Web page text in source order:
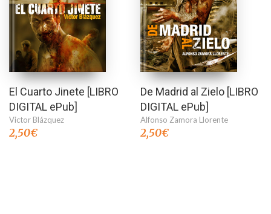
El Cuarto Jinete [LIBRO
DIGITAL ePub]
Victor Blázquez
2,50€
De Madrid al Zielo [LIBRO
DIGITAL ePub]
Alfonso Zamora Llorente
2,50€